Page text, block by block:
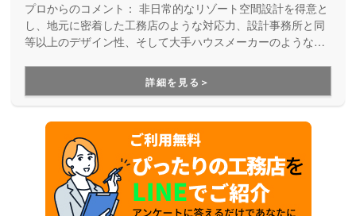
プロからのコメント： 非日常的なリゾート空間設計を得意と
し、地元に密着した工務店のような対応力、設計事務所と同
等以上のデザイン性、そして大手ハウスメーカーのような設
厳密な現場管理により無駄なコストを徹底的にカットし、適
正価格で理想の暮らしを実現します。
詳細を見る＞